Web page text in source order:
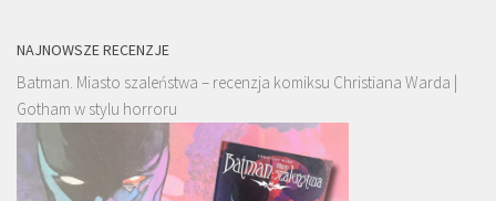
NAJNOWSZE RECENZJE
Batman. Miasto szaleństwa – recenzja komiksu Christiana Warda |
Gotham w stylu horroru